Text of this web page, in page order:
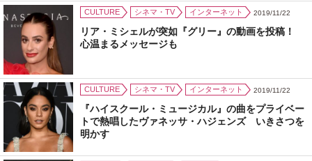
CULTURE シネマ・TV インターネット 2019/11/22
リア・ミシェルが突如『グリー』の動画を投稿！
心温まるメッセージも
CULTURE シネマ・TV インターネット 2019/11/22
『ハイスクール・ミュージカル』の曲をプライベー
トで熱唱したヴァネッサ・ハジェンズ いきさつを
明かす